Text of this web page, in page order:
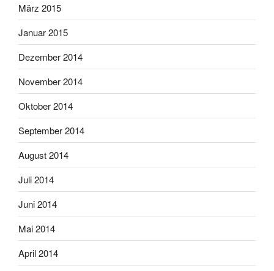
März 2015
Januar 2015
Dezember 2014
November 2014
Oktober 2014
September 2014
August 2014
Juli 2014
Juni 2014
Mai 2014
April 2014